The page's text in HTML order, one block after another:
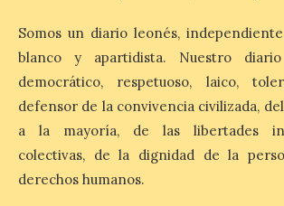
provocar pérdida de
visión central, manchas en
el campo visual y
alteraciones en la
percepción de formas y colores. El
especialista en Oftalmología del Hospital
San Juan de Dios de León, Dr. Mahave
Somos un diario leonés,
blanco y apartidista. Nuestro
democrático, respetuoso, laico,
defensor de la convivencia civilizada,
a la mayoría, de las libertades
colectivas, de la dignidad de la
derechos humanos.